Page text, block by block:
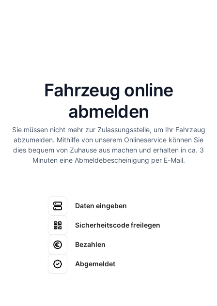
Fahrzeug online
abmelden
Sie müssen nicht mehr zur Zulassungsstelle, um Ihr Fahrzeug
abzumelden. Mithilfe von unserem Onlineservice können Sie
dies bequem von Zuhause aus machen und erhalten in ca. 3
Minuten eine Abmeldebescheinigung per E-Mail.
Daten eingeben
Sicherheitscode freilegen
Bezahlen
Abgemeldet